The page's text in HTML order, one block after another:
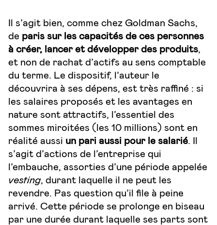
Il s’agit bien, comme chez Goldman Sachs,
de paris sur les capacités de ces personnes
à créer, lancer et développer des produits
et non de rachat d’actifs au sens comptable
du terme. Le dispositif, l’auteur le
découvrira à ses dépens, est très raffiné : si
les salaires proposés et les avantages en
nature sont attractifs, l’essentiel des
sommes miroitées (les 10 millions) sont en
réalité aussi un pari aussi pour le salarié . Il
s’agit d’actions de l’entreprise qui
l’embauche, assorties d’une période appelée
vesting, durant laquelle il ne peut les
revendre. Pas question qu’il file à peine
arrivé. Cette période se prolonge en biseau
par une durée durant laquelle ses parts sont